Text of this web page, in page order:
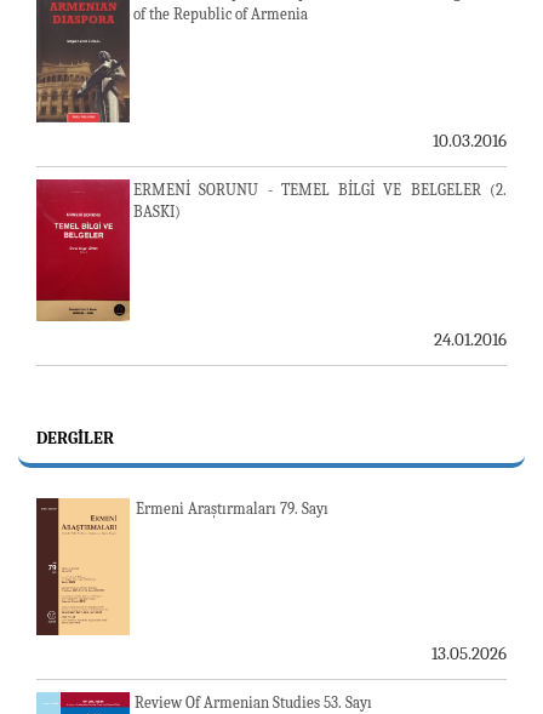
of the Republic of Armenia
10.03.2016
ERMENİ SORUNU - TEMEL BİLGİ VE BELGELER (2.
BASKI)
24.01.2016
DERGILER
Ermeni Araştırmaları 79. Sayı
13.05.2026
Review Of Armenian Studies 53. Sayı